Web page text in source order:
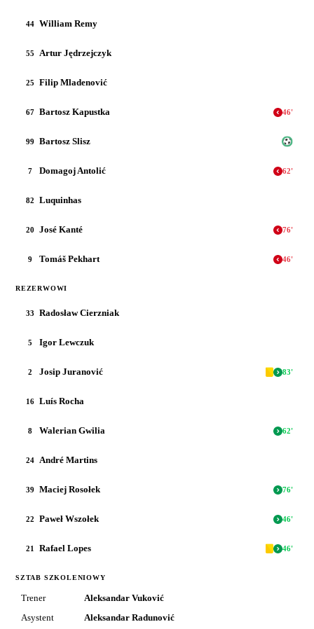
44 William Remy
55 Artur Jędrzejczyk
25 Filip Mladenović
67 Bartosz Kapustka 46'
99 Bartosz Slisz
7 Domagoj Antolić 62'
82 Luquinhas
20 José Kanté 76'
9 Tomáš Pekhart 46'
REZERWOWI
33 Radosław Cierzniak
5 Igor Lewczuk
2 Josip Juranović 83'
16 Luís Rocha
8 Walerian Gwilia 62'
24 André Martins
39 Maciej Rosołek 76'
22 Paweł Wszołek 46'
21 Rafael Lopes 46'
SZTAB SZKOLENIOWY
Trener
Aleksandar Vuković
Asystent
Aleksandar Radunović